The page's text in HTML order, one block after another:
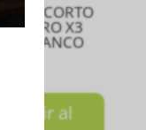
TIN CORTO
X3
BLANCO
Añadir al